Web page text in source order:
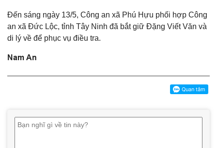
Đến sáng ngày 13/5, Công an xã Phú Hựu phối hợp Công
an xã Đức Lộc, tỉnh Tây Ninh đã bắt giữ Đặng Viết Văn và
di lý về để phục vụ điều tra.
Nam An